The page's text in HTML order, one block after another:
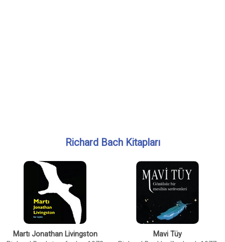
Richard Bach Kitapları
Martı Jonathan Livingston
Mavi Tüy